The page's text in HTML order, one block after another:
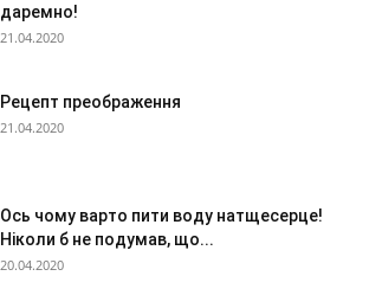
даремно!
21.04.2020
Рецепт преображення
21.04.2020
Ось чому варто пити воду натщесерце!
Ніколи б не подумав, що...
20.04.2020